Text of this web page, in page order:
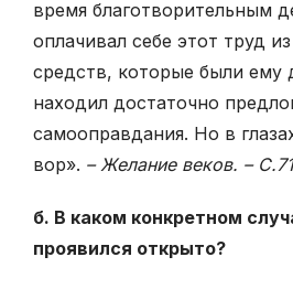
время благотворительным
оплачивал себе этот труд
средств, которые были ему
находил достаточно
самооправдания. Но в
вор». – Желание веков. –
б. В каком конкретном
проявился открыто?